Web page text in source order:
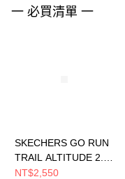
一 必買清單 一
SKECHERS GO RUN
TRAIL ALTITUDE 2.0
女 跑步鞋
NT$2,550